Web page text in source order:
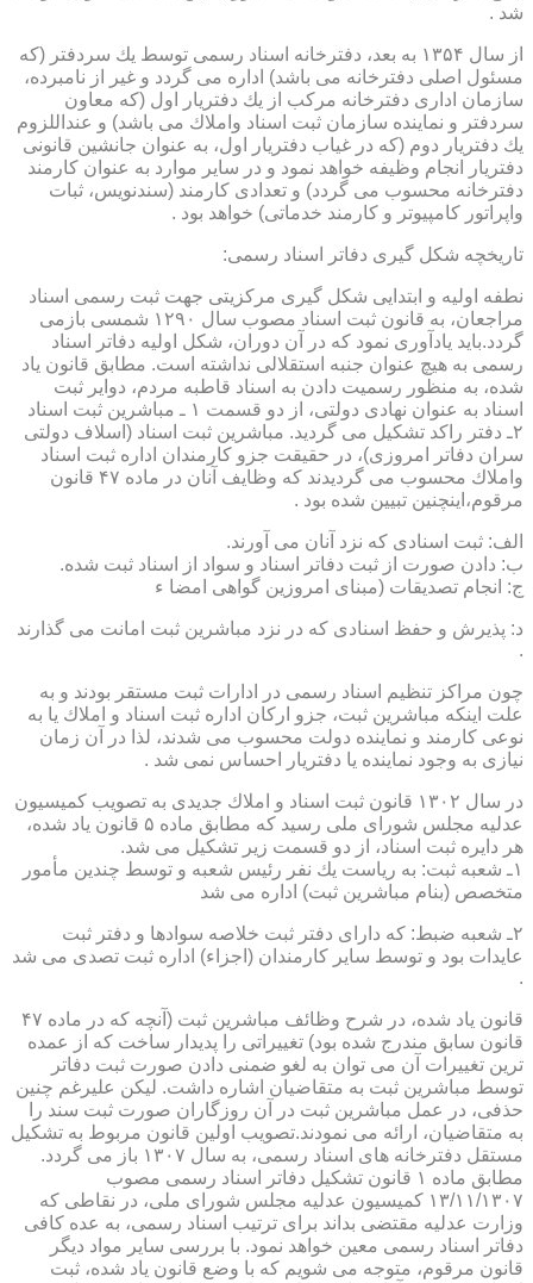
شد .
از سال ۱۳۵۴ به بعد، دفترخانه اسناد رسمی توسط یك سردفتر (كه
مسئول اصلی دفترخانه می باشد) اداره می گردد و غیر از نامبرده،
سازمان اداری دفترخانه مركب از یك دفتریار اول (كه معاون
سردفتر و نماینده سازمان ثبت اسناد واملاك می باشد) و عنداللزوم
یك دفتریار دوم (كه در غیاب دفتریار اول، به عنوان جانشین قانونی
دفتریار انجام وظیفه خواهد نمود و در سایر موارد به عنوان كارمند
دفترخانه محسوب می گردد) و تعدادی كارمند (سندنویس، ثبات
واپراتور كامپیوتر و كارمند خدماتی) خواهد بود .
تاریخچه شكل گیری دفاتر اسناد رسمی:
نطفه اولیه و ابتدایی شكل گیری مركزیتی جهت ثبت رسمی اسناد
مراجعان، به قانون ثبت اسناد مصوب سال ۱۲۹۰ شمسی بازمی
گردد.باید یادآوری نمود كه در آن دوران، شكل اولیه دفاتر اسناد
رسمی به هیچ عنوان جنبه استقلالی نداشته است. مطابق قانون یاد
شده، به منظور رسمیت دادن به اسناد قاطبه مردم، دوایر ثبت
اسناد به عنوان نهادی دولتی، از دو قسمت ۱ ـ مباشرین ثبت اسناد
۲ـ دفتر راكد تشكیل می گردید. مباشرین ثبت اسناد (اسلاف دولتی
سران دفاتر امروزی)، در حقیقت جزو كارمندان اداره ثبت اسناد
واملاك محسوب می گردیدند كه وظایف آنان در ماده ۴۷ قانون
مرقوم،اینچنین تبیین شده بود .
الف: ثبت اسنادی كه نزد آنان می آورند.
ب: دادن صورت از ثبت دفاتر اسناد و سواد از اسناد ثبت شده.
ج: انجام تصدیقات (مبنای امروزین گواهی امضا ء
د: پذیرش و حفظ اسنادی كه در نزد مباشرین ثبت امانت می گذارند
.
چون مراكز تنظیم اسناد رسمی در ادارات ثبت مستقر بودند و به
علت اینكه مباشرین ثبت، جزو اركان اداره ثبت اسناد و املاك یا به
نوعی كارمند و نماینده دولت محسوب می شدند، لذا در آن زمان
نیازی به وجود نماینده یا دفتریار احساس نمی شد .
در سال ۱۳۰۲ قانون ثبت اسناد و املاك جدیدی به تصویب كمیسیون
عدلیه مجلس شورای ملی رسید كه مطابق ماده ۵ قانون یاد شده،
هر دایره ثبت اسناد، از دو قسمت زیر تشكیل می شد.
۱ـ شعبه ثبت: به ریاست یك نفر رئیس شعبه و توسط چندین مأمور
متخصص (بنام مباشرین ثبت) اداره می شد
۲ـ شعبه ضبط: كه دارای دفتر ثبت خلاصه سوادها و دفتر ثبت
عایدات بود و توسط سایر كارمندان (اجزاء) اداره ثبت تصدی می شد
.
قانون یاد شده، در شرح وظائف مباشرین ثبت (آنچه كه در ماده ۴۷
قانون سابق مندرج شده بود) تغییراتی را پدیدار ساخت كه از عمده
ترین تغییرات آن می توان به لغو ضمنی دادن صورت ثبت دفاتر
توسط مباشرین ثبت به متقاضیان اشاره داشت. لیكن علیرغم چنین
حذفی، در عمل مباشرین ثبت در آن روزگاران صورت ثبت سند را
به متقاضیان، ارائه می نمودند.تصویب اولین قانون مربوط به تشكیل
مستقل دفترخانه های اسناد رسمی، به سال ۱۳۰۷ باز می گردد.
مطابق ماده ۱ قانون تشكیل دفاتر اسناد رسمی مصوب
۱۳/۱۱/۱۳۰۷ كمیسیون عدلیه مجلس شورای ملی، در نقاطی كه
وزارت عدلیه مقتضی بداند برای ترتیب اسناد رسمی، به عده كافی
دفاتر اسناد رسمی معین خواهد نمود. با بررسی سایر مواد دیگر
قانون مرقوم، متوجه می شویم كه با وضع قانون یاد شده، ثبت